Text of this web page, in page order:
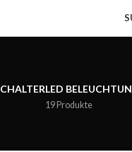
LED
19 Produkte